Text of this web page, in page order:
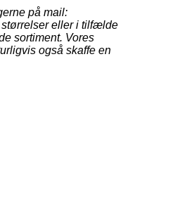
på mail:
eller i tilfælde
sortiment. Vores
også skaffe en